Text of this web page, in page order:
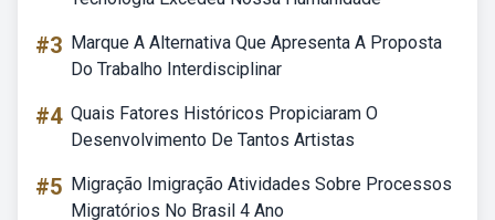
#3 Marque A Alternativa Que Apresenta A Proposta
Do Trabalho Interdisciplinar
#4 Quais Fatores Históricos Propiciaram O
Desenvolvimento De Tantos Artistas
#5 Migração Imigração Atividades Sobre Processos
Migratórios No Brasil 4 Ano